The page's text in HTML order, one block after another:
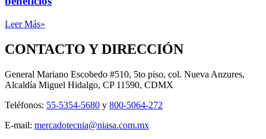
Leer Más»
CONTACTO Y DIRECCIÓN
General Mariano Escobedo #510, 5to piso, col. Nueva Anzures,
Alcaldía Miguel Hidalgo, CP 11590, CDMX
Teléfonos: 55-5354-5680 y 800-5064-272
E-mail: mercadotecnia@niasa.com.mx